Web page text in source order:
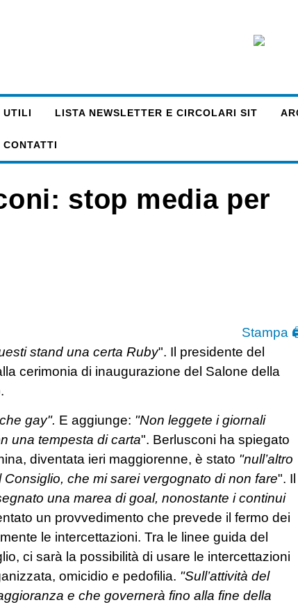
UTILI LISTA NEWSLETTER E CIRCOLARI SIT
CONTATTI
stop media per
Stampa
stand una certa Ruby". Il presidente del
cerimonia di inaugurazione del Salone della
gay". E aggiunge: "Non leggete i giornali
una tempesta di carta". Berlusconi ha spiegato
diventata ieri maggiorenne, è stato "null’altro
che mi sarei vergognato di non fare". Il
una marea di goal, nonostante i continui
un provvedimento che prevede il fermo dei
le intercettazioni. Tra le linee guida del
ci sarà la possibilità di usare le intercettazioni
omicidio e pedofilia. "Sull’attività del
e che governerà fino alla fine della